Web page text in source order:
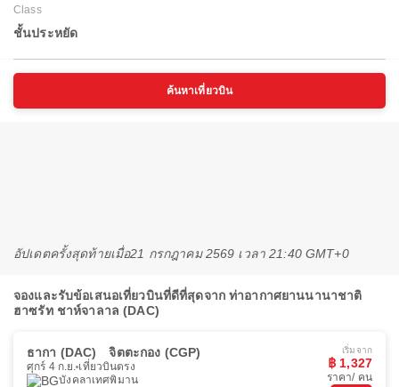
Class
ชั้นประหยัด
ค้นหาเที่ยวบิน
อัปเดตครั้งสุดท้ายเมื่อ21 กรกฎาคม 2569 เวลา 21:40 GMT+0
จองและรับข้อเสนอเที่ยวบินที่ดีที่สุดจาก ท่าอากาศยานนานาชาติ
ฮาซรัท ชาห์จาลาล (DAC)
ธากา (DAC) จิตตะกอง (CGP)
ศุกร์ 4 ก.ย. เที่ยวบินตรง
บังคลาเทศพิมาน
เริ่มจาก
฿ 1,327
ราคา/ คน